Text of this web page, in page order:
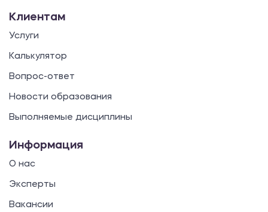
Клиентам
Услуги
Калькулятор
Вопрос-ответ
Новости образования
Выполняемые дисциплины
Информация
О нас
Эксперты
Вакансии